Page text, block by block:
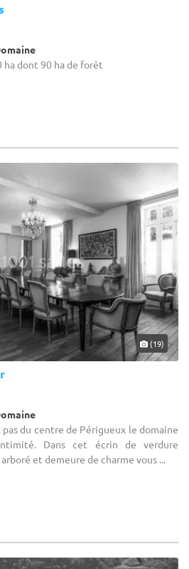
ha dont 90 ha de forêt
(19)
du centre de Périgueux le domaine
Dans cet écrin de verdure
et demeure de charme vous ...